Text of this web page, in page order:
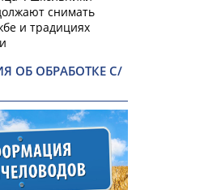
снимать
и традициях
ОБ ОБРАБОТКЕ С/